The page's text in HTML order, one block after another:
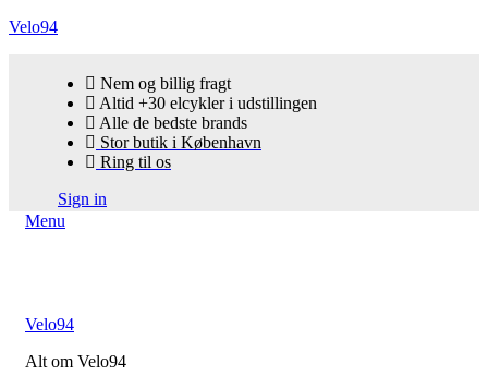
Velo94
Nem og billig fragt
Altid +30 elcykler i udstillingen
Alle de bedste brands
Stor butik i København
Ring til os
Sign in
Menu
Velo94
Alt om Velo94